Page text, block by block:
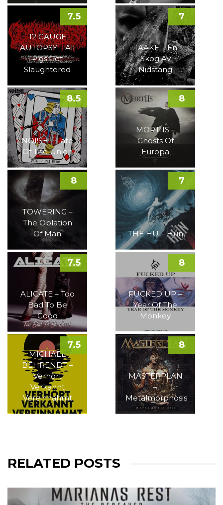
12 GAUGE
AUTOPSY – All
Pigs Get
Slaughtered
7.5
TAAKE – En
Skog Av
Nidstang
7
NOI!SE – Fate
Of The Union
8.5
MORTIIS –
Ghosts Of
Europa
8
TOWERING –
The Oblation
Of Man
8
THE HU – Hun
7
ALICATE – Too
Bad To Be
Good
7.5
FUCKED UP –
Year Of The
Monkey
8
MICHAEL
BEHRENDT –
Verhört
Verkannt
Vereinnahmt
7.5
MASTERPLAN
–
Metalmorphosis
8
RELATED POSTS